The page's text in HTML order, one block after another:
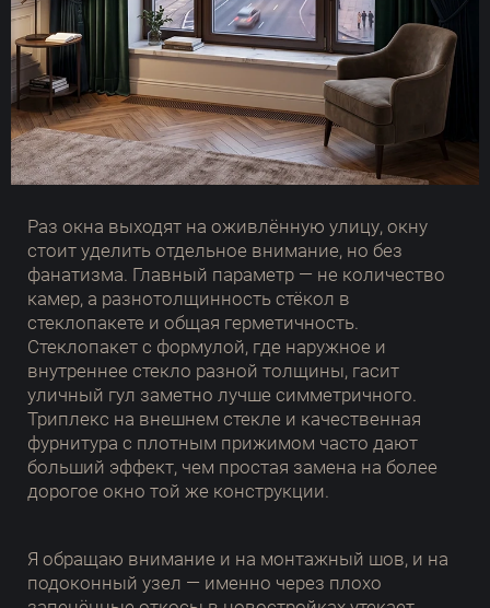
Раз окна выходят на оживлённую улицу, окну
стоит уделить отдельное внимание, но без
фанатизма. Главный параметр — не количество
камер, а разнотолщинность стёкол в
стеклопакете и общая герметичность.
Стеклопакет с формулой, где наружное и
внутреннее стекло разной толщины, гасит
уличный гул заметно лучше симметричного.
Триплекс на внешнем стекле и качественная
фурнитура с плотным прижимом часто дают
больший эффект, чем простая замена на более
дорогое окно той же конструкции.
Я обращаю внимание и на монтажный шов, и на
подоконный узел — именно через плохо